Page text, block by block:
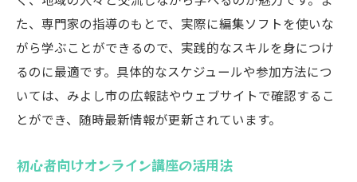
た、専門家の指導のもとで、実際に編集ソフトを使いな
がら学ぶことができるので、実践的なスキルを身につけ
るのに最適です。具体的なスケジュールや参加方法につ
いては、みよし市の広報誌やウェブサイトで確認するこ
とができ、随時最新情報が更新されています。
初心者向けオンライン講座の活用法